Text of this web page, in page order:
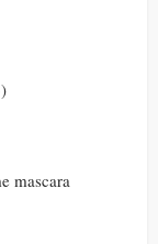
mascara